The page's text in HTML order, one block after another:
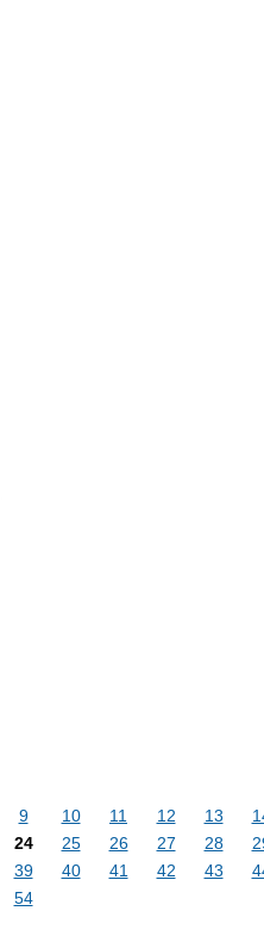
9 10 11 12 13
24 25 26 27 28
39 40 41 42 43
54